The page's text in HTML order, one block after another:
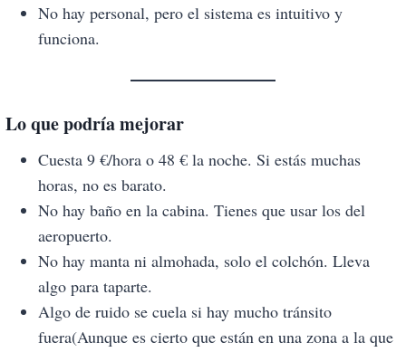
No hay personal, pero el sistema es intuitivo y
funciona.
Lo que podría mejorar
Cuesta 9 €/hora o 48 € la noche. Si estás muchas
horas, no es barato.
No hay baño en la cabina. Tienes que usar los del
aeropuerto.
No hay manta ni almohada, solo el colchón. Lleva
algo para taparte.
Algo de ruido se cuela si hay mucho tránsito
fuera(Aunque es cierto que están en una zona a la que